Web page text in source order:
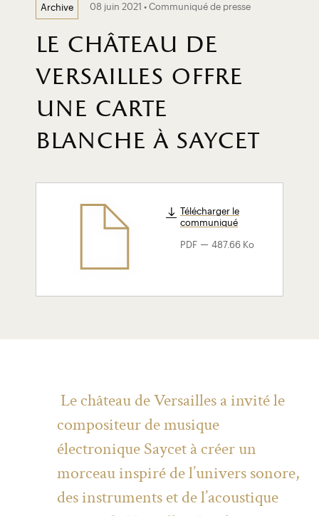
Archive 08 juin 2021 • Communiqué de presse
le château de
versailles offre
une carte
blanche à saycet
Télécharger le
communiqué
PDF 487.66 Ko
Le château de Versailles a invité le
compositeur de musique
électronique Saycet à créer un
morceau inspiré de l’univers sonore,
des instruments et de l’acoustique